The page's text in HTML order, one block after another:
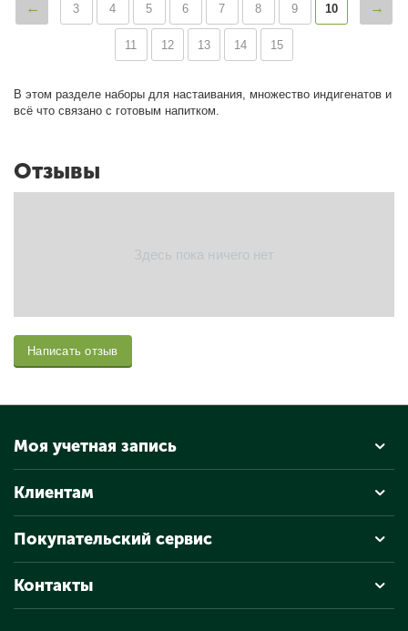
В этом разделе наборы для настаивания, множество индигенатов и
всё что связано с готовым напитком.
3 4 5 6 7 8 9 10
11 12 13 14 15
Отзывы
Здесь пока ничего нет
Написать отзыв
Моя учетная запись
Клиентам
Покупательский сервис
Контакты